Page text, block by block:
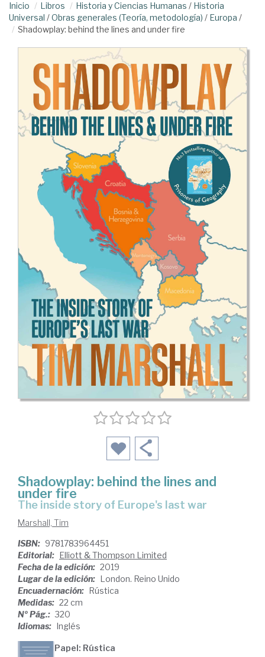
Inicio Libros Historia y Ciencias Humanas / Historia
Universal /Obras generales (Teoría, metodología) / Europa /
Shadowplay: behind the lines and under fire
Shadowplay: behind the lines and
under fire
The inside story of Europe's last war
Marshall, Tim
ISBN: 9781783964451
Editorial: Elliott & Thompson Limited
Fecha de la edición: 2019
Lugar de la edición: London. Reino Unido
Encuadernación: Rústica
Medidas: 22 cm
Nº Pág.: 320
Idiomas: Inglés
Papel: Rústica